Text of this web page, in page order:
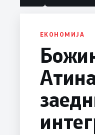
ЕКОНОМИЈА